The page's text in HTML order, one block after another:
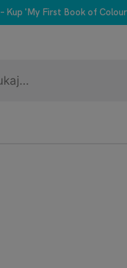
– Kup 'My First Book of